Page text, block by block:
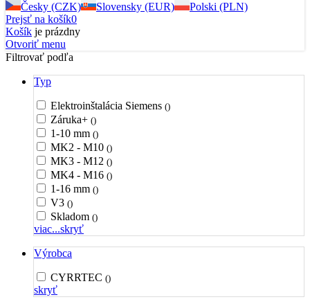
Česky (CZK)
Slovensky (EUR)
Polski (PLN)
Prejsť na košík0
Košík je prázdny
Otvoriť menu
Filtrovať podľa
Typ
Elektroinštalácia Siemens ()
Záruka+ ()
1-10 mm ()
MK2 - M10 ()
MK3 - M12 ()
MK4 - M16 ()
1-16 mm ()
V3 ()
Skladom ()
viac...skryť
Výrobca
CYRRTEC ()
skryť